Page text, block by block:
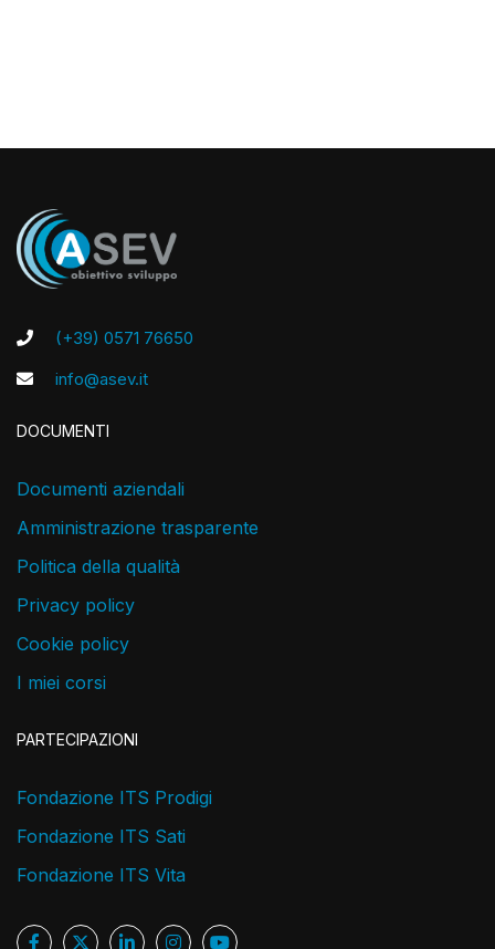
(+39) 0571 76650
info@asev.it
DOCUMENTI
Documenti aziendali
Amministrazione trasparente
Politica della qualità
Privacy policy
Cookie policy
I miei corsi
PARTECIPAZIONI
Fondazione ITS Prodigi
Fondazione ITS Sati
Fondazione ITS Vita